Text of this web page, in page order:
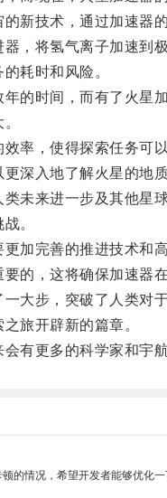
技术，通过加速器的
将氢气离子加速到极
耗时和风险。
时间，而有了火星加
，使得探索任务可以
入地了解火星的地
来进一步及其他星球
。
完善的推进技术和高
，这将确保加速器在
步，突破了人类对于
旅开辟新的篇章。
更多的科学家和宇
的情况，希望开发者能够优化一